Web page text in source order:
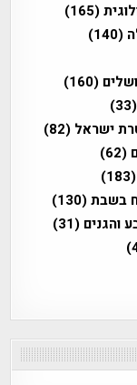
(165)
(140)
(160)
(33)
ישראל (82)
(62)
(183)
בשבת(130)
והגנים (31)